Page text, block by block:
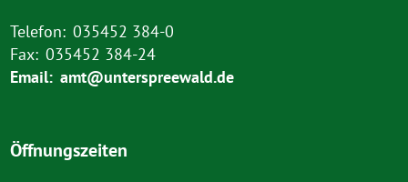
Telefon: 035452 384-0
Fax: 035452 384-24
Email: amt@unterspreewald.de
Öffnungszeiten